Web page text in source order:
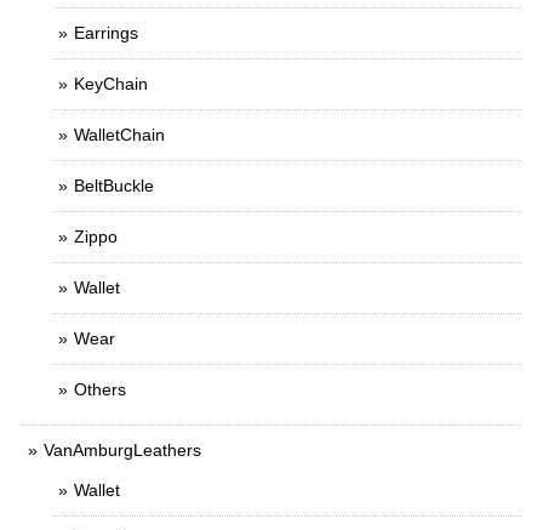
Earrings
KeyChain
WalletChain
BeltBuckle
Zippo
Wallet
Wear
Others
VanAmburgLeathers
Wallet